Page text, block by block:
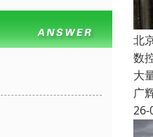
北
数
大
广
26-